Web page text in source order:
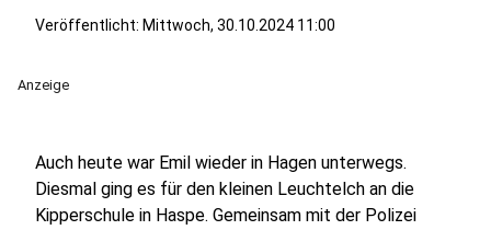
Veröffentlicht: Mittwoch, 30.10.2024 11:00
Anzeige
Auch heute war Emil wieder in Hagen unterwegs.
Diesmal ging es für den kleinen Leuchtelch an die
Kipperschule in Haspe. Gemeinsam mit der Polizei